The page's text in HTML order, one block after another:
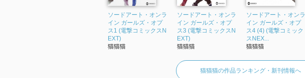
ソードアート・オンラ
イン ガールズ・オプ
ス1 (電撃コミックスN
EXT)
猫猫猫
ソードアート・オンラ
イン ガールズ・オプ
ス3 (電撃コミックスN
EXT)
猫猫猫
ソードアート・オンラ
イン ガールズ・オプ
ス4 (4) (電撃コミック
スNEX...
猫猫猫
猫猫猫の作品ランキング・新刊情報へ